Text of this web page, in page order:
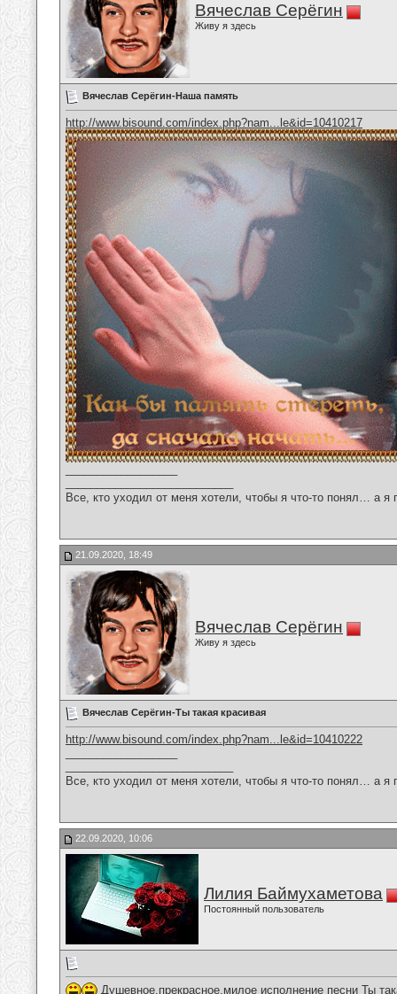
Вячеслав Серёгин
Живу я здесь
Вячеслав Серёгин-Наша память
http://www.bisound.com/index.php?nam...le&id=10410217
Все, кто уходил от меня хотели, чтобы я что-то понял… а
21.09.2020, 18:49
Вячеслав Серёгин
Живу я здесь
Вячеслав Серёгин-Ты такая красивая
http://www.bisound.com/index.php?nam...le&id=10410222
Все, кто уходил от меня хотели, чтобы я что-то понял… а
22.09.2020, 10:06
Лилия Баймухаметова
Постоянный пользователь
Душевное,прекрасное,милое исполнение песни Ты